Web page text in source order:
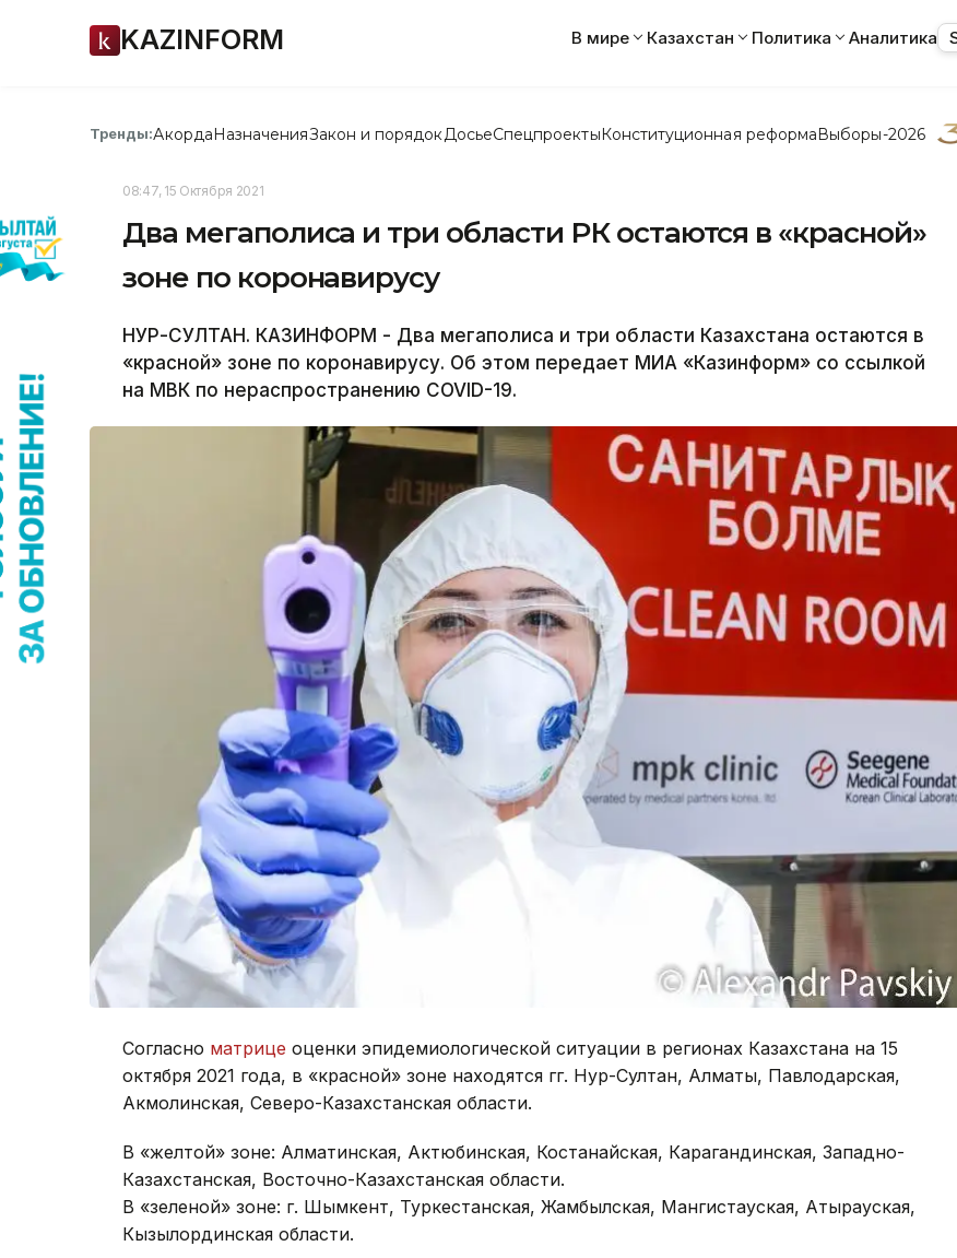
KAZINFORM В мире Казахстан Политика Аналитика
Тренды:АкордаНазначенияЗакон и порядок ДосьеСпецпроектыКонституционная реформаВыборы-2026
08:47, 15 Октября 2021
Два мегаполиса и три области РК остаются в «красной»
зоне по коронавирусу
НУР-СУЛТАН. КАЗИНФОРМ - Два мегаполиса и три области Казахстана остаются в
«красной» зоне по коронавирусу. Об этом передает МИА «Казинформ» со ссылкой
на МВК по нераспространению COVID-19.
Согласно матрице оценки эпидемиологической ситуации в регионах Казахстана на 15
октября 2021 года, в «красной» зоне находятся гг. Нур-Султан, Алматы, Павлодарская,
Акмолинская, Северо-Казахстанская области.
В «желтой» зоне: Алматинская, Актюбинская, Костанайская, Карагандинская, Западно-
Казахстанская, Восточно-Казахстанская области.
В «зеленой» зоне: г. Шымкент, Туркестанская, Жамбылская, Мангистауская, Атырауская,
Кызылординская области.